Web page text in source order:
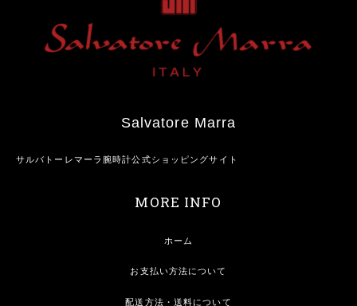
Salvatore Marra
サルバトーレマーラ腕時計公式ショッピングサイト
MORE INFO
ホーム
お支払い方法について
配送方法・送料について